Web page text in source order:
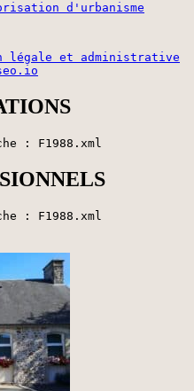
d'urbanisme
légale et administrative
: F1988.xml
: F1988.xml